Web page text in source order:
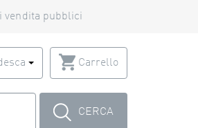
vendita pubblici
Carrello
CERCA